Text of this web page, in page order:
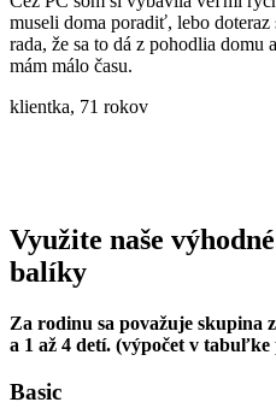
museli doma poradiť, lebo
rada, že sa to dá z pohodlia domu
mám málo času.
klientka, 71 rokov
Využite naše
balíky
Za rodinu sa považuje skupina
a 1 až 4 detí. (výpočet v tabuľke
Basic